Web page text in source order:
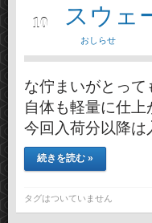
10 スウェ
おしらせ
な佇まいがとっ
自体も軽量に仕
今回入荷分以降
続きを読む »
タグはついていません